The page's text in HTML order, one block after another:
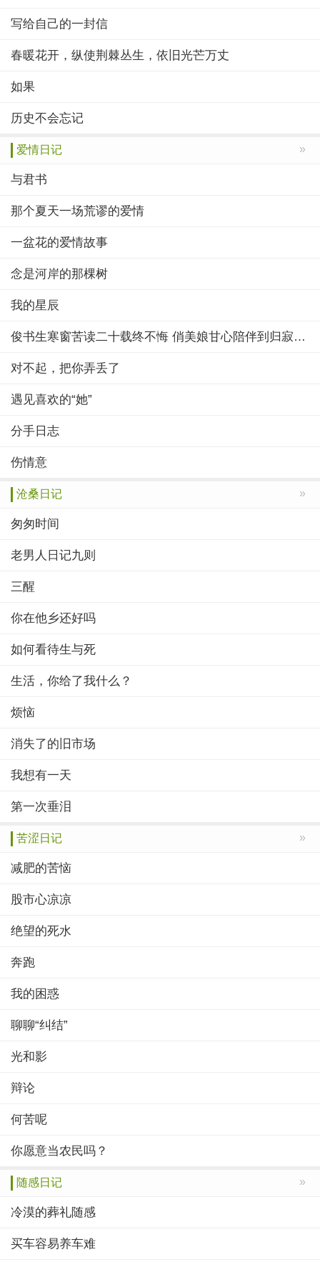
写给自己的一封信
春暖花开，纵使荆棘丛生，依旧光芒万丈
如果
历史不会忘记
爱情日记 »
与君书
那个夏天一场荒谬的爱情
一盆花的爱情故事
念是河岸的那棵树
我的星辰
俊书生寒窗苦读二十载终不悔 俏美娘甘心陪伴到归寂永相随
对不起，把你弄丢了
遇见喜欢的“她”
分手日志
伤情意
沧桑日记 »
匆匆时间
老男人日记九则
三醒
你在他乡还好吗
如何看待生与死
生活，你给了我什么？
烦恼
消失了的旧市场
我想有一天
第一次垂泪
苦涩日记 »
减肥的苦恼
股市心凉凉
绝望的死水
奔跑
我的困惑
聊聊“纠结”
光和影
辩论
何苦呢
你愿意当农民吗？
随感日记 »
冷漠的葬礼随感
买车容易养车难